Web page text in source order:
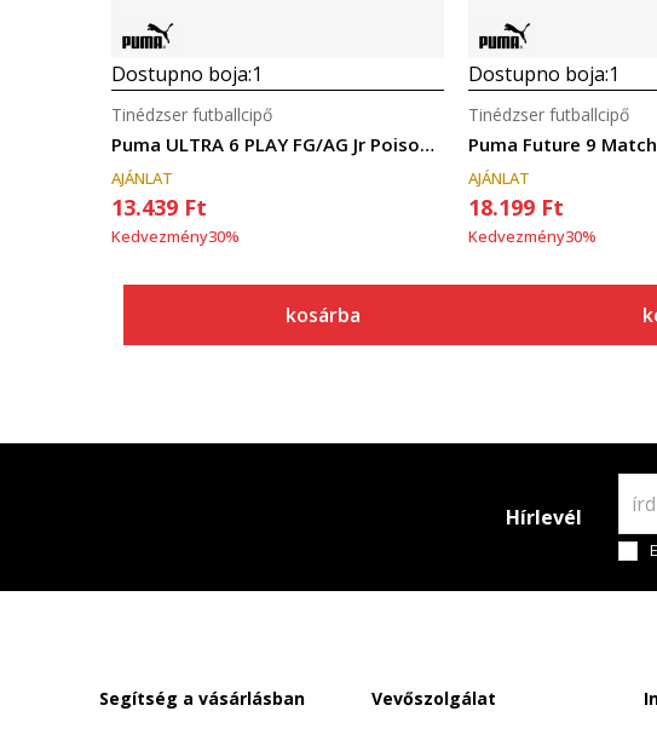
Dostupno boja:1
Puma ULTRA 6 PLAY FG/AG Jr Poison Pink-PUMA W
Tinédzser futballcipő
AJÁNLAT
13.439 Ft
Kedvezmény30%
kosárba
Dostupno boja:1
Puma Future 9 Match
Tinédzser futballcipő
AJÁNLAT
18.199 Ft
Kedvezmény30%
Hírlevél
Segítség a vásárlásban Vevőszolgálat